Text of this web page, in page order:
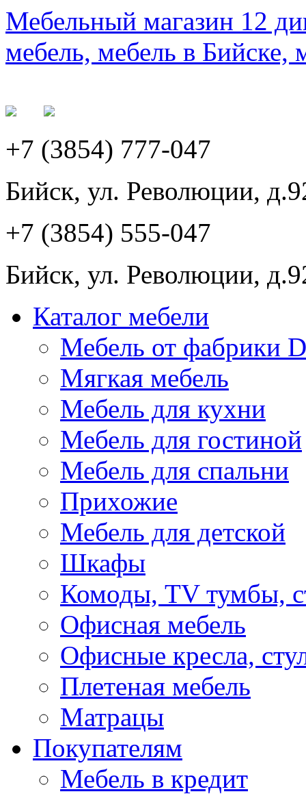
Мебельный магазин 12
мебель, мебель в Бийске,
+7 (3854) 777-047
Бийск, ул. Революции,
+7 (3854) 555-047
Бийск, ул. Революции,
Каталог мебели
Мебель от фабрики
Мягкая мебель
Мебель для кухни
Мебель для гостиной
Мебель для спальни
Прихожие
Мебель для детской
Шкафы
Комоды, TV тумбы,
Офисная мебель
Офисные кресла,
Плетеная мебель
Матрацы
Покупателям
Мебель в кредит